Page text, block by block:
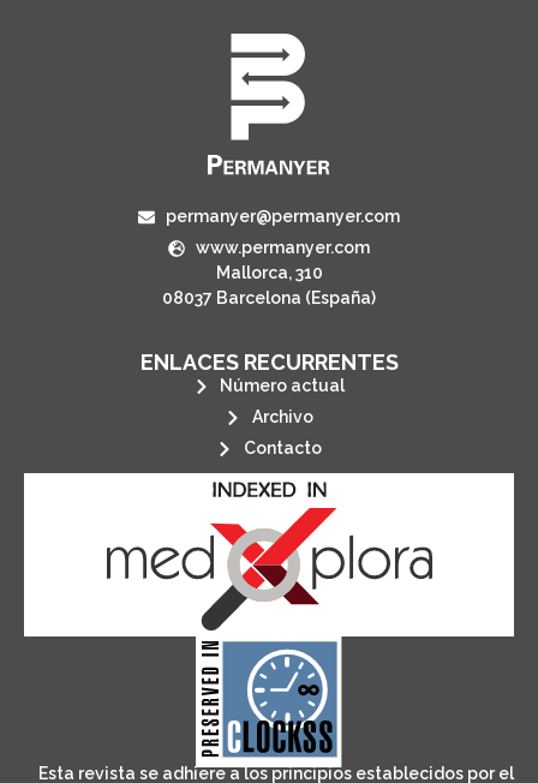
permanyer@permanyer.com
www.permanyer.com
Mallorca, 310
08037 Barcelona (España)
ENLACES RECURRENTES
Número actual
Archivo
Contacto
CLOCKSS is a dak archive that
ensures the long-term survival
of web-based scholary
publications, governed by and for
its stakeholders.
Esta revista se adhiere a los principios establecidos por el